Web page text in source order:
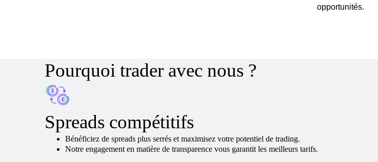
opportunités.
Pourquoi trader avec nous ?
Spreads compétitifs
Bénéficiez de spreads plus serrés et maximisez votre potentiel de trading.
Notre engagement en matière de transparence vous garantit les meilleurs tarifs.